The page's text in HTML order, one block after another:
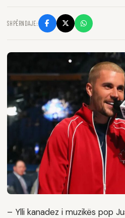
SHPËRNDAJE:
– Ylli kanadez i muzikës pop